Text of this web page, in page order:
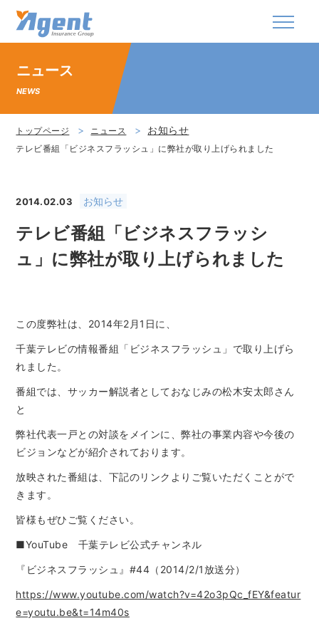
株式会社エージェント・インシュアランス・グ
ニュース
NEWS
トップページ ニュース お知らせ
テレビ番組「ビジネスフラッシュ」に弊社が取り上げられました
2014.02.03 お知らせ
テレビ番組「ビジネスフラッシ
ュ」に弊社が取り上げられました
この度弊社は、2014年2月1日に、
千葉テレビの情報番組「ビジネスフラッシュ」で取り上げら
れました。
番組では、サッカー解説者としておなじみの松木安太郎さん
と
弊社代表一戸との対談をメインに、弊社の事業内容や今後の
ビジョンなどが紹介されております。
放映された番組は、下記のリンクよりご覧いただくことがで
きます。
皆様もぜひご覧ください。
■YouTube 千葉テレビ公式チャンネル
『ビジネスフラッシュ』#44（2014/2/1放送分）
https://www.youtube.com/watch?v=42o3pQc_fEY&featur
e=youtu.be&t=14m40s